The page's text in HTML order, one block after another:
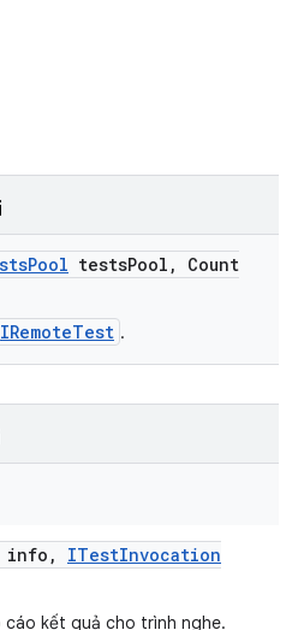
Pool testsPool ,
Count
IRemoteTest .
info , ITestInvocation
cáo kết quả cho trình nghe.